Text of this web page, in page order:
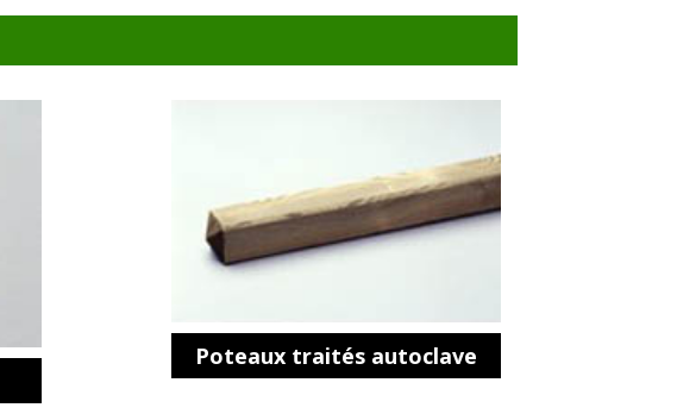
Poteaux traités autoclave